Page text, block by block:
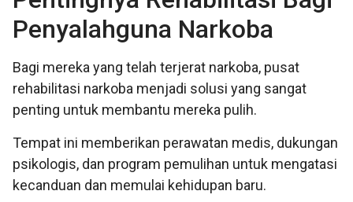
Penyalahguna Narkoba
Bagi mereka yang telah terjerat narkoba, pusat
rehabilitasi narkoba menjadi solusi yang sangat
penting untuk membantu mereka pulih.
Tempat ini memberikan perawatan medis, dukungan
psikologis, dan program pemulihan untuk mengatasi
kecanduan dan memulai kehidupan baru.